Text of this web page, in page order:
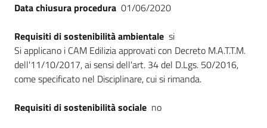
Data chiusura procedura 01/06/2020
Requisiti di sostenibilità ambientale si
Si applicano i CAM Edilizia approvati con Decreto M.A.T.T.M.
dell'11/10/2017, ai sensi dell'art. 34 del D.Lgs. 50/2016,
come specificato nel Disciplinare, cui si rimanda.
Requisiti di sostenibilità sociale no